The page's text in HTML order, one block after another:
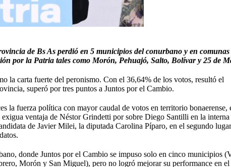
de Bs As perdió en 5 municipios del conurbano y en comunas
por la Patria tales como Morón, Pehuajó, Salto, Bolívar y 25 de
la carta fuerte del peronismo. Con el 36,64% de los votos, resultó el
superó por tres puntos a Juntos por el Cambio.
la fuerza política con mayor caudal de votos en territorio bonaerense,
exigua ventaja de Néstor Grindetti por sobre Diego Santilli en la interna
de Javier Milei, la diputada Carolina Píparo, en el segundo
donde Juntos por el Cambio se impuso solo en cinco municipios
Morón y San Miguel), pero no logró mejorar su performance en